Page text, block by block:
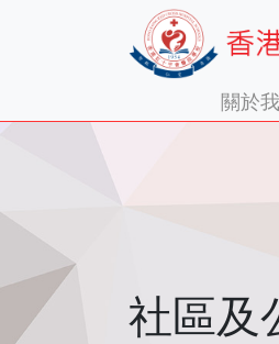
關於
社區及